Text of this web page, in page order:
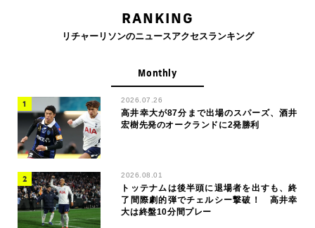
RANKING
リチャーリソンのニュースアクセスランキング
Monthly
2026.07.26
高井幸大が87分まで出場のスパーズ、酒井
宏樹先発のオークランドに2発勝利
2026.08.01
トッテナムは後半頭に退場者を出すも、終
了間際劇的弾でチェルシー撃破！ 高井幸
大は終盤10分間プレー